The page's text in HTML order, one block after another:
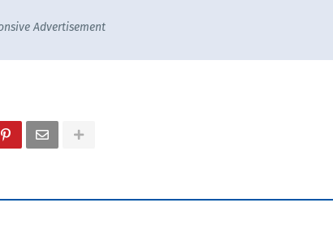
Advertisement